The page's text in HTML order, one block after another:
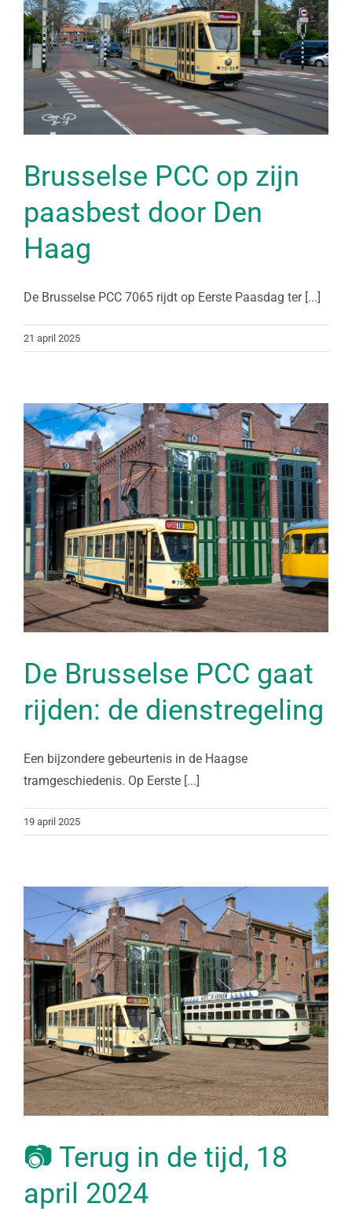
Brusselse PCC op zijn
paasbest door Den
Haag
De Brusselse PCC 7065 rijdt op Eerste Paasdag ter [...]
21 april 2025
De Brusselse PCC gaat
rijden: de dienstregeling
Een bijzondere gebeurtenis in de Haagse
tramgeschiedenis. Op Eerste [...]
19 april 2025
📷 Terug in de tijd, 18
april 2024